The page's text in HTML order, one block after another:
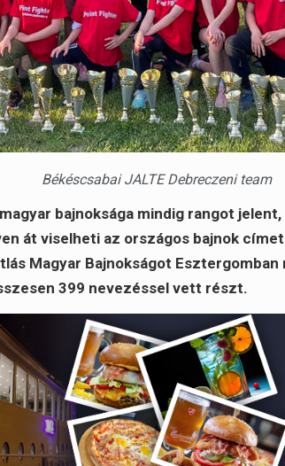
Békéscsabai JALTE Debreczeni team
bajnoksága mindig rangot
át viselheti az országos bajnok
Magyar Bajnokságot
399 nevezéssel vett részt.